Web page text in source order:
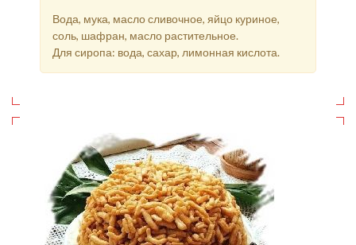
Вода, мука, масло сливочное, яйцо куриное,
соль, шафран, масло растительное.
Для сиропа: вода, сахар, лимонная кислота.